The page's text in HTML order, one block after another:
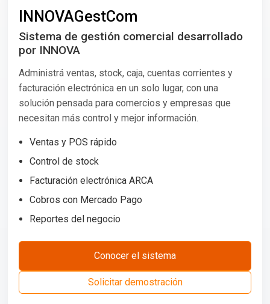
INNOVAGestCom
Sistema de gestión comercial desarrollado
por INNOVA
Administrá ventas, stock, caja, cuentas corrientes y
facturación electrónica en un solo lugar, con una
solución pensada para comercios y empresas que
necesitan más control y mejor información.
Ventas y POS rápido
Control de stock
Facturación electrónica ARCA
Cobros con Mercado Pago
Reportes del negocio
Conocer el sistema
Solicitar demostración